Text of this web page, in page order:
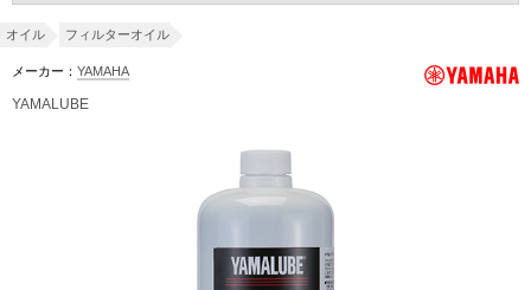
オイル フィルターオイル
メーカー： YAMAHA
YAMALUBE